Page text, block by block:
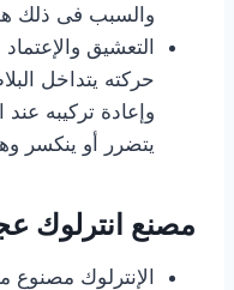
والسبب فى ذلك
التعشيق
حركته يتداخل
وإعادة تركيبه
يتضرر أو ينكسر
مصنع انترلوك
الإنترلوك